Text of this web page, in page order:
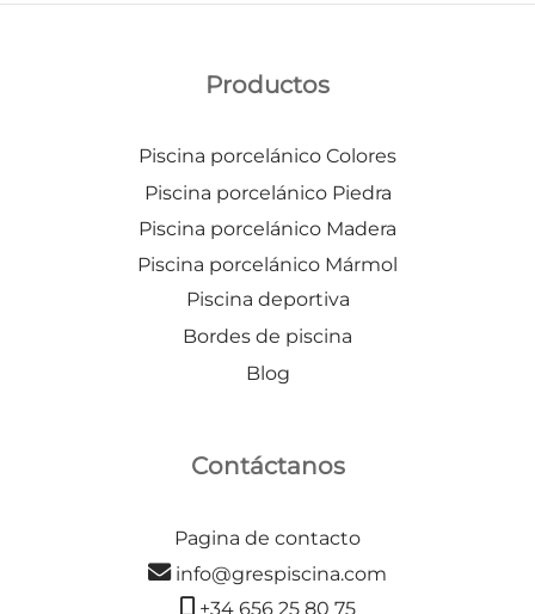
Productos
Piscina porcelánico Colores
Piscina porcelánico Piedra
Piscina porcelánico Madera
Piscina porcelánico Mármol
Piscina deportiva
Bordes de piscina
Blog
Contáctanos
Pagina de contacto
info@grespiscina.com